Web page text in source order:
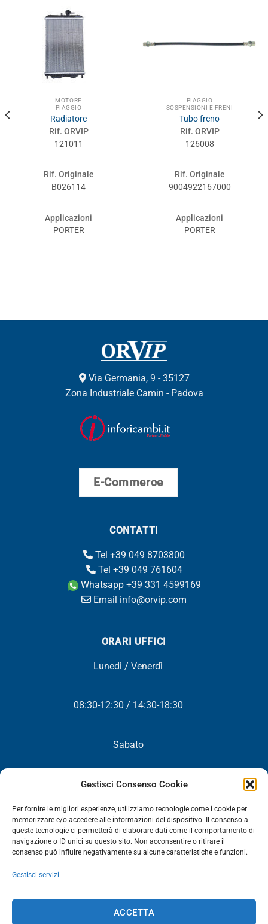
Gestisci Consenso Cookie
Per fornire le migliori esperienze, utilizziamo tecnologie come i cookie per
memorizzare e/o accedere alle informazioni del dispositivo. Il consenso a
queste tecnologie ci permetterà di elaborare dati come il comportamento di
navigazione o ID unici su questo sito. Non acconsentire o ritirare il
consenso può influire negativamente su alcune caratteristiche e funzioni.
Gestisci servizi
ACCETTA
MOTORE
PIAGGIO
Radiatore
Rif. ORVIP
121011
Rif. Originale
B026114
Applicazioni
PORTER
PIAGGIO
SOSPENSIONI E FRENI
Tubo freno
Rif. ORVIP
126008
Rif. Originale
9004922167000
Applicazioni
PORTER
Via Germania, 9 - 35127
Zona Industriale Camin - Padova
E-Commerce
CONTATTI
Tel +39 049 8703800
Tel +39 049 761604
Whatsapp +39 331 4599169
Email info@orvip.com
ORARI UFFICI
Lunedì / Venerdì
08:30-12:30 / 14:30-18:30
Sabato
Chiuso
NEWSLETTER
NEWSLETTER